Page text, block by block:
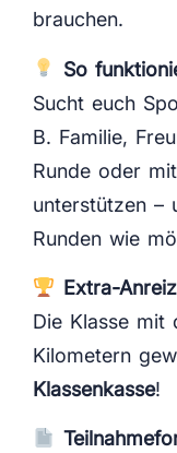
brauchen.
So
Sucht euch
B. Familie,
Runde oder
unterstützen –
Runden wie
Extra-
Die Klasse mit
Kilometern
Klassenkasse!